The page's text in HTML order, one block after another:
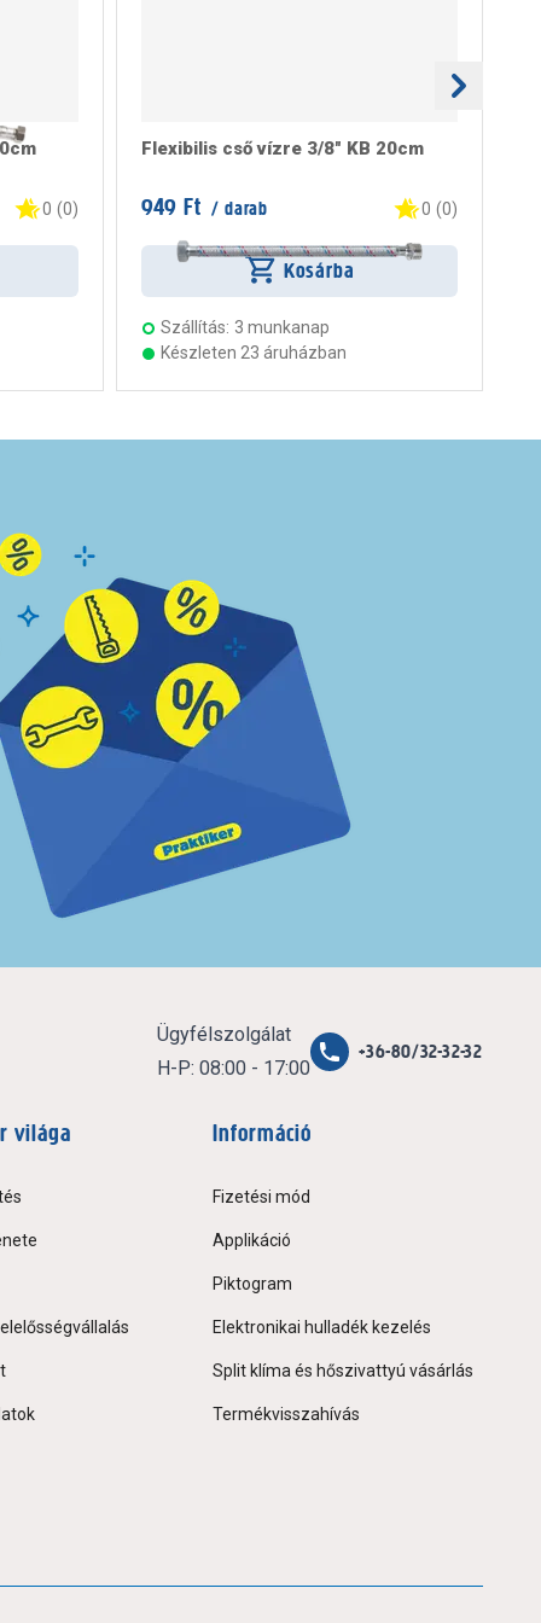
0 (0)
Flexibilis cső vízre 3/8" KB 20cm
949 Ft / darab 0 (0)
Kosárba
Szállítás: 3 munkanap
Készleten 23 áruházban
Ügyfélszolgálat
H-P: 08:00 - 17:00
+36-80/32-32-32
világa Információ
Fizetési mód
Applikáció
Piktogram
Elektronikai hulladék kezelés
Split klíma és hőszivattyú vásárlás
Termékvisszahívás